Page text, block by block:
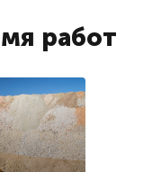
работ